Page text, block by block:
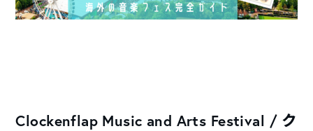
Clockenflap Music and Arts Festival / ク